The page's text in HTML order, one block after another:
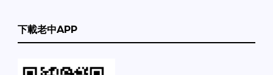
下載老中APP